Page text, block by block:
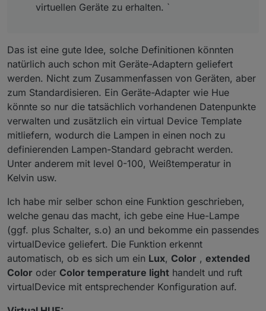
virtuellen Geräte zu erhalten. `
Das ist eine gute Idee, solche Definitionen könnten
natürlich auch schon mit Geräte-Adaptern geliefert
werden. Nicht zum Zusammenfassen von Geräten, aber
zum Standardisieren. Ein Geräte-Adapter wie Hue
könnte so nur die tatsächlich vorhandenen Datenpunkte
verwalten und zusätzlich ein virtual Device Template
mitliefern, wodurch die Lampen in einen noch zu
definierenden Lampen-Standard gebracht werden.
Unter anderem mit level 0-100, Weißtemperatur in
Kelvin usw.
Ich habe mir selber schon eine Funktion geschrieben,
welche genau das macht, ich gebe eine Hue-Lampe
(ggf. plus Schalter, s.o) an und bekomme ein passendes
virtualDevice geliefert. Die Funktion erkennt
automatisch, ob es sich um ein Lux, Color , extended
Color oder Color temperature light handelt und ruft
virtualDevice mit entsprechender Konfiguration auf.